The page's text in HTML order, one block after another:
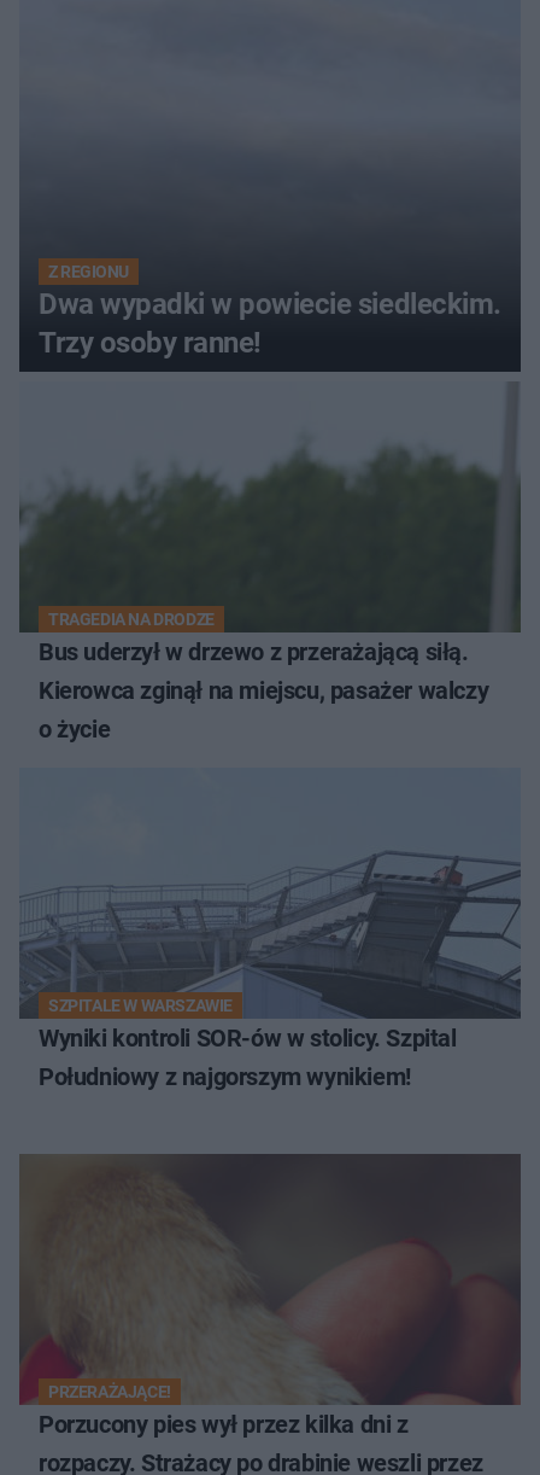
Z REGIONU
Dwa wypadki w powiecie siedleckim.
Trzy osoby ranne!
TRAGEDIA NA DRODZE
Bus uderzył w drzewo z przerażającą siłą.
Kierowca zginął na miejscu, pasażer walczy
o życie
SZPITALE W WARSZAWIE
Wyniki kontroli SOR-ów w stolicy. Szpital
Południowy z najgorszym wynikiem!
PRZERAŻAJĄCE!
Porzucony pies wył przez kilka dni z
rozpaczy. Strażacy po drabinie weszli przez